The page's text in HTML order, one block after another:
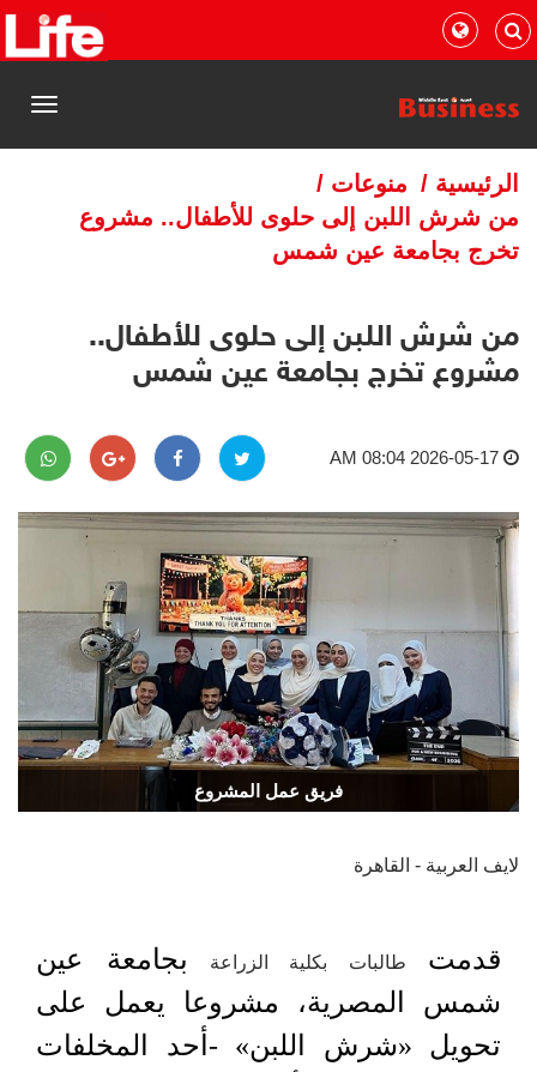
القائمة
الرئيسية / منوعات /
من شرش اللبن إلى حلوى للأطفال.. مشروع
تخرج بجامعة عين شمس
من شرش اللبن إلى حلوى للأطفال..
مشروع تخرج بجامعة عين شمس
2026-05-17 08:04 AM
فريق عمل المشروع
لايف العربية - القاهرة
قدمت طالبات بكلية الزراعة
بجامعة عين
شمس المصرية، مشروعا يعمل على
تحويل «شرش اللبن» -أحد المخلفات